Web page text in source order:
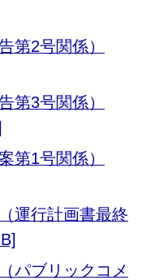
第2号関係）
第3号関係）
第1号関係）
運行計画書最終
パブリックコメ